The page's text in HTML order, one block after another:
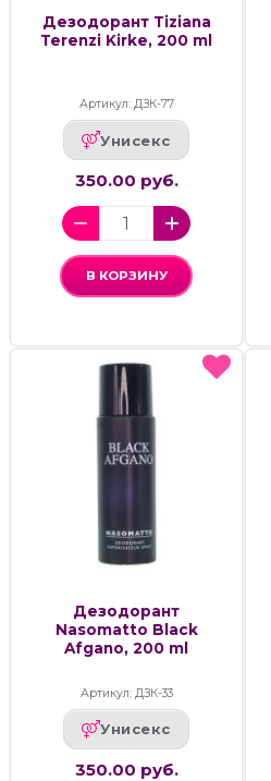
Дезодорант Tiziana
Terenzi Kirke, 200 ml
Артикул: ДЗК-77
Унисекс
350.00 руб.
В КОРЗИНУ
Дезодорант
Nasomatto Black
Afgano, 200 ml
Артикул: ДЗК-33
Унисекс
350.00 руб.